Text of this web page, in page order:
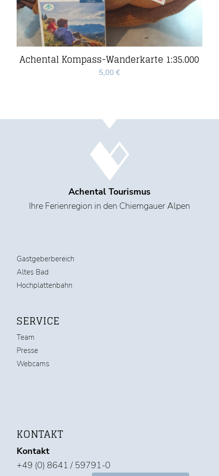
Achental Kompass-Wanderkarte 1:35.000
5,00 €
Achental Tourismus
Ihre Ferienregion in den Chiemgauer Alpen
Gastgeberbereich
Altes Bad
Hochplattenbahn
SERVICE
Team
Presse
Webcams
KONTAKT
Kontakt
+49 (0) 8641 / 59791-0